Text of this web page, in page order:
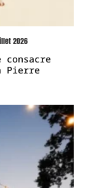
2026
consacre
Pierre